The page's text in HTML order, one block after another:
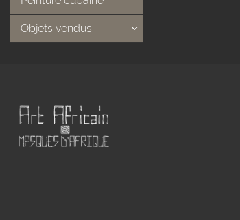
Objets vendus